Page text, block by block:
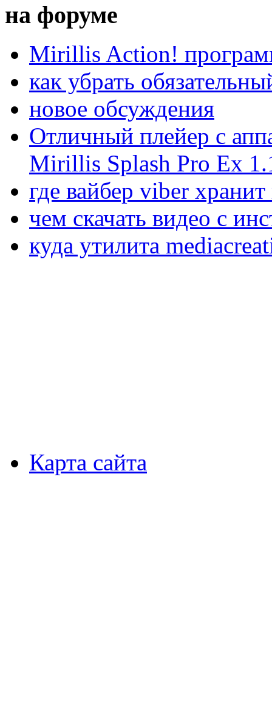
на форуме
Mirillis Action!
как убрать
новое обсуждения
Отличный плейер с
Mirillis Splash Pro Ex
где вайбер viber
чем скачать видео с
куда утилита
Карта сайта